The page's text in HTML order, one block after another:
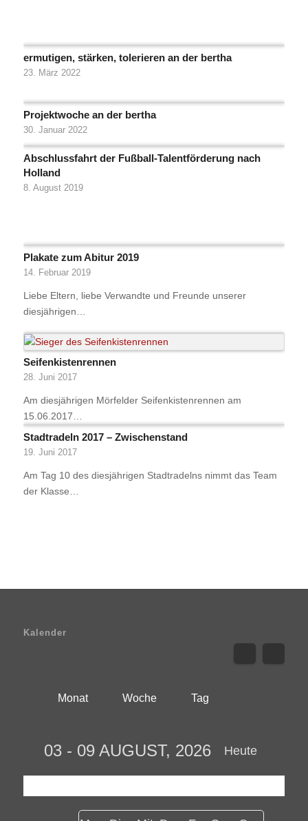
ermutigen, stärken, tolerieren an der bertha
23. März 2022
Projektwoche an der bertha
30. Januar 2022
Abschlussfahrt der Fußball-Talentförderung nach
Holland
8. August 2019
Plakate zum Abitur 2019
14. Februar 2019
Liebe Eltern, liebe Verwandte und Freunde unserer
diesjährigen…
Seifenkistenrennen
28. Juni 2017
Am diesjährigen Mörfelder Seifenkistenrennen am
15.06.2017…
Stadtradeln 2017 – Zwischenstand
19. Juni 2017
Am Tag 10 des diesjährigen Stadtradelns nimmt das Team
der Klasse…
Kalender
Monat Woche Tag
Heute
03 - 09 AUGUST, 2026